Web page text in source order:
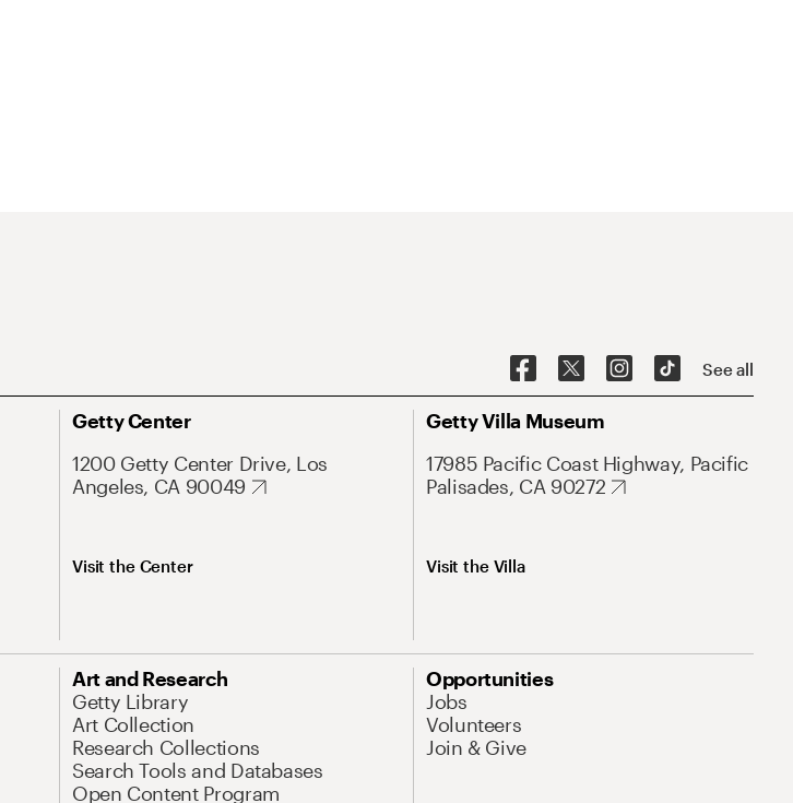
See all
Getty Center
1200 Getty Center Drive, Los
Angeles, CA 90049
Visit the Center
Getty Villa Museum
17985 Pacific Coast Highway, Pacific
Palisades, CA 90272
Visit the Villa
Art and Research
Getty Library
Art Collection
Research Collections
Search Tools and Databases
Open Content Program
Opportunities
Jobs
Volunteers
Join & Give